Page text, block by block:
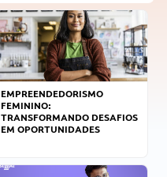
EMPREENDEDORISMO
FEMININO:
TRANSFORMANDO DESAFIOS
EM OPORTUNIDADES